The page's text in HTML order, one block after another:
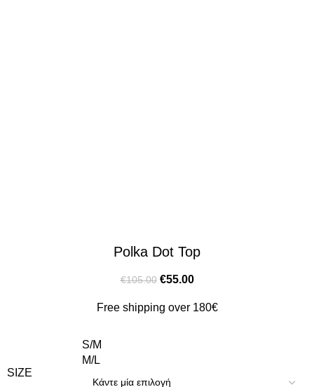
Polka Dot Top
€105.00 €55.00
Free shipping over 180€
SIZE
S/M
M/L